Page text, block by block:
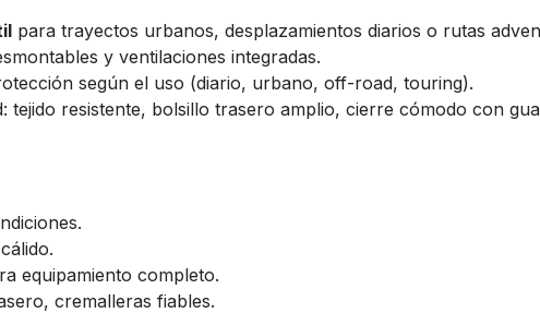
para trayectos urbanos, desplazamientos diarios o rutas
y ventilaciones integradas.
según el uso (diario, urbano, off-road, touring).
tejido resistente, bolsillo trasero amplio, cierre cómodo con
equipamiento completo.
cremalleras fiables.